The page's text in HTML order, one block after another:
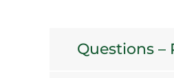
Questions –